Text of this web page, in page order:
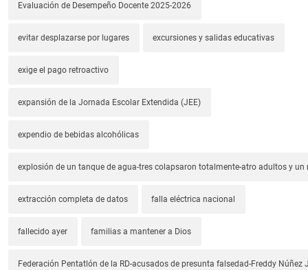
Evaluación de Desempeño Docente 2025-2026
evitar desplazarse por lugares excursiones y salidas educativas
exige el pago retroactivo
expansión de la Jornada Escolar Extendida (JEE)
expendio de bebidas alcohólicas
explosión de un tanque de agua-tres colapsaron totalmente-atro adultos y un
extracción completa de datos falla eléctrica nacional
fallecido ayer familias a mantener a Dios
Federación Pentatlón de la RD-acusados de presunta falsedad-Freddy Núñez